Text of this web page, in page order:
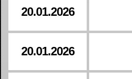
20.01.2026
20.01.2026